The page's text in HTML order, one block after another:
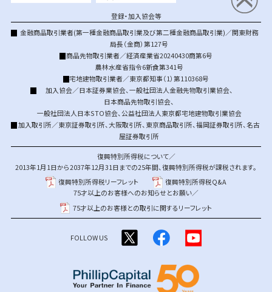
登録・加入協会等
金融商品取引業者(第一種金融商品取引業及び第二種金融商品取引業)／関東財務
局長（金商）第127号
商品先物取引業者／経済産業省20240430商第6号
農林水産省指令6新食第341号
宅地建物取引業者／東京都知事（1）第110368号
加入協会／日本証券業協会、一般社団法人金融先物取引業協会、
日本商品先物取引協会、
一般社団法人日本STO協会、公益社団法人東京都宅地建物取引業協会
加入取引所／東京証券取引所、大阪取引所、 東京商品取引所、福岡証券取引所、名古
屋証券取引所
復興特別所得税について／
2013年1月1日から2037年12月31日までの25年間、復興特別所得税が課税されます。
復興特別所得税リーフレット
復興特別所得税Q&A
75才以上のお客様へのお知らせとお願い／
75才以上のお客様との取引に関するリーフレット
FOLLOW US